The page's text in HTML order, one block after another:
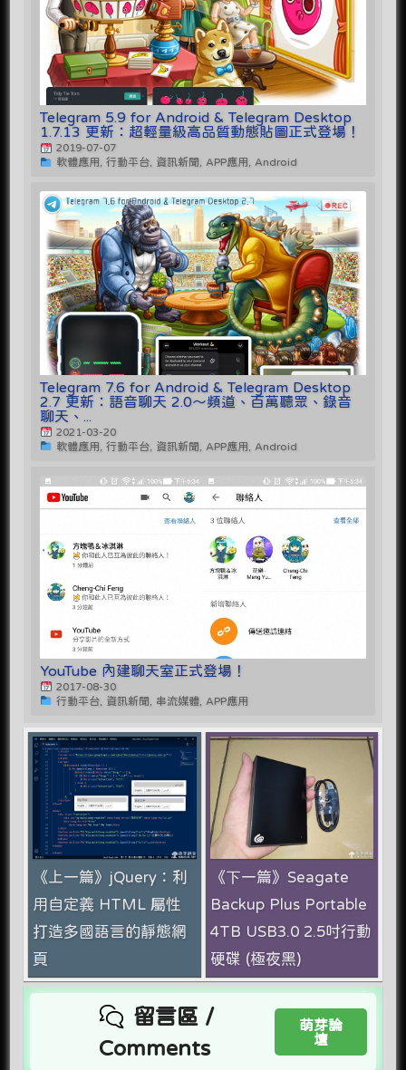
Telegram 5.9 for Android & Telegram Desktop
1.7.13 更新：超輕量級高品質動態貼圖正式登場！
2019-07-07
軟體應用, 行動平台, 資訊新聞, APP應用, Android
Telegram 7.6 for Android & Telegram Desktop
2.7 更新：語音聊天 2.0～頻道、百萬聽眾、錄音
聊天、...
2021-03-20
軟體應用, 行動平台, 資訊新聞, APP應用, Android
YouTube 內建聊天室正式登場！
2017-08-30
行動平台, 資訊新聞, 串流媒體, APP應用
《上一篇》jQuery：利
用自定義 HTML 屬性
打造多國語言的靜態網
頁
《下一篇》Seagate
Backup Plus Portable
4TB USB3.0 2.5吋行動
硬碟 (極夜黑)
留言區 /
Comments
萌芽論
壇